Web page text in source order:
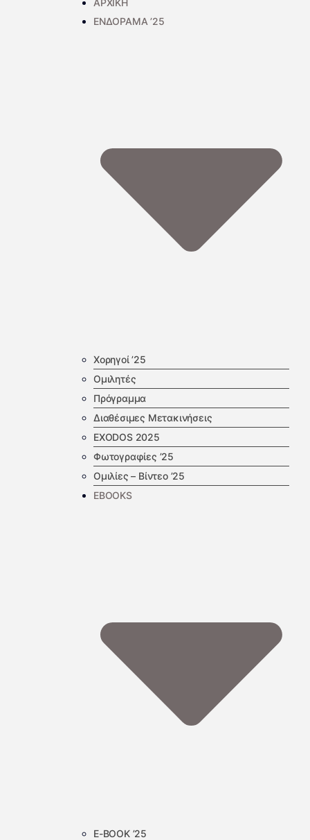
ΑΡΧΙΚΗ
ΕΝΔΟΡΑΜΑ ’25
Χορηγοί ’25
Ομιλητές
Πρόγραμμα
Διαθέσιμες Μετακινήσεις
EXODOS 2025
Φωτογραφίες ’25
Ομιλίες – Βίντεο ’25
EBOOKS
E-BOOK ’25